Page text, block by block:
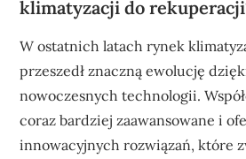
klimatyzacji do
W ostatnich latach rynek
przeszedł znaczną ewolucję
nowoczesnych technologii.
coraz bardziej zaawansowane i
innowacyjnych rozwiązań, które